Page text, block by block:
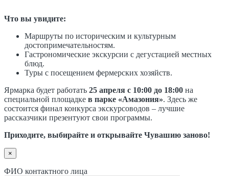
Что вы увидите:
Маршруты по историческим и культурным
достопримечательностям.
Гастрономические экскурсии с дегустацией местных
блюд.
Туры с посещением фермерских хозяйств.
Ярмарка будет работать 25 апреля с 10:00 до 18:00 на
специальной площадке в парке «Амазония». Здесь же
состоится финал конкурса экскурсоводов – лучшие
рассказчики презентуют свои программы.
Приходите, выбирайте и открывайте Чувашию заново!
×
ФИО контактного лица